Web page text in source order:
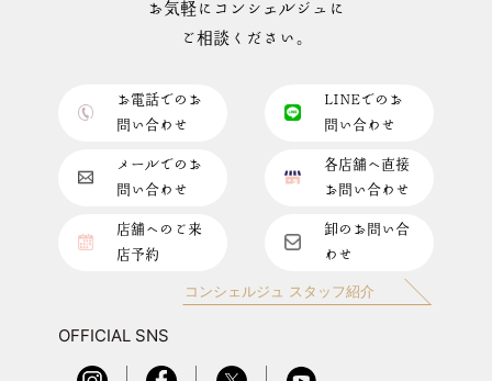
お気軽にコンシェルジュに
ご相談ください。
お電話でのお
問い合わせ
LINEでのお
問い合わせ
メールでのお
問い合わせ
各店舗へ直接
お問い合わせ
店舗へのご来
店予約
卸のお問い合
わせ
コンシェルジュ スタッフ紹介
OFFICIAL SNS